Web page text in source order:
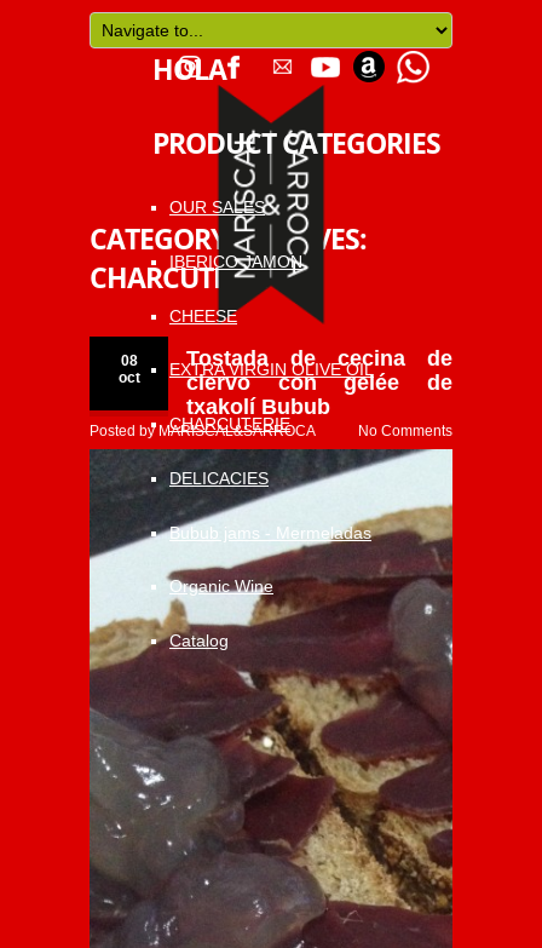
HOLA
PRODUCT CATEGORIES
OUR SALES
IBERICO JAMON
CHEESE
EXTRA VIRGIN OLIVE OIL
CHARCUTERIE
DELICACIES
Bubub jams - Mermeladas
Organic Wine
Catalog
CATEGORY ARCHIVES:
CHARCUTERIE
08
oct
Tostada de cecina de
ciervo con gelée de
txakolí Bubub
No Comments
Posted by MARISCAL&SARROCA